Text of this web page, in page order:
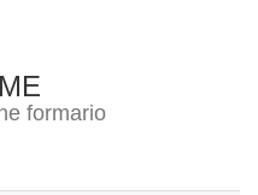
formario